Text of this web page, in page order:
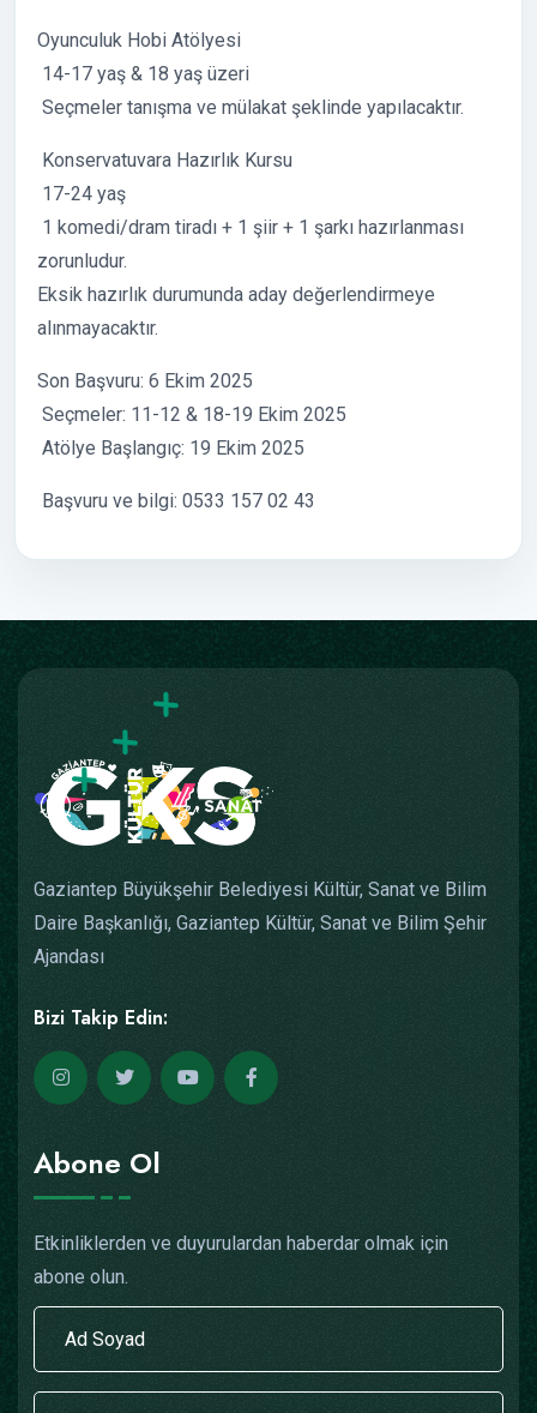
Oyunculuk Hobi Atölyesi
14-17 yaş & 18 yaş üzeri
Seçmeler tanışma ve mülakat şeklinde yapılacaktır.
Konservatuvara Hazırlık Kursu
17-24 yaş
1 komedi/dram tiradı + 1 şiir + 1 şarkı hazırlanması
zorunludur.
Eksik hazırlık durumunda aday değerlendirmeye
alınmayacaktır.
Son Başvuru: 6 Ekim 2025
Seçmeler: 11-12 & 18-19 Ekim 2025
Atölye Başlangıç: 19 Ekim 2025
Başvuru ve bilgi: 0533 157 02 43
Gaziantep Büyükşehir Belediyesi Kültür, Sanat ve Bilim
Daire Başkanlığı, Gaziantep Kültür, Sanat ve Bilim Şehir
Ajandası
Bizi Takip Edin:
Abone Ol
Etkinliklerden ve duyurulardan haberdar olmak için
abone olun.